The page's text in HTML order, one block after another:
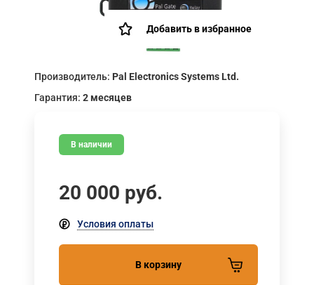
Добавить в избранное
Производитель: Pal Electronics Systems Ltd.
Гарантия: 2 месяцев
В наличии
20 000 руб.
Условия оплаты
В корзину